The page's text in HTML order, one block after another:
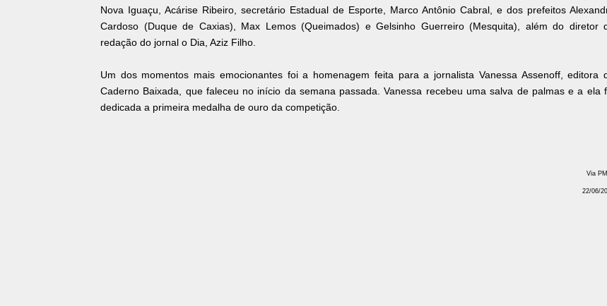
Nova Iguaçu, Acárise Ribeiro, secretário Estadual de Esporte, Marco Antônio Cabral, e dos prefeitos
Cardoso (Duque de Caxias), Max Lemos (Queimados) e Gelsinho Guerreiro (Mesquita), além do diretor
redação do jornal o Dia, Aziz Filho.
Um dos momentos mais emocionantes foi a homenagem feita para a jornalista Vanessa Assenoff, editora
Caderno Baixada, que faleceu no início da semana passada. Vanessa recebeu uma salva de palmas e a ela
dedicada a primeira medalha de ouro da competição.
Via
22/06/